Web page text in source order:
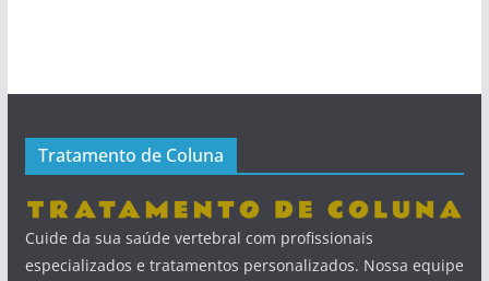
Tratamento de Coluna
Cuide da sua saúde vertebral com profissionais
especializados e tratamentos personalizados. Nossa equipe